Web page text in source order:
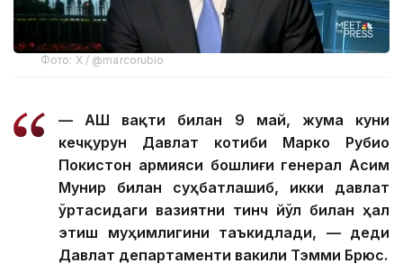
Фото: Х / @marcorubio
— АҚШ вақти билан 9 май, жума куни
кечқурун Давлат котиби Марко Рубио
Покистон армияси бошлиғи генерал Асим
Мунир билан суҳбатлашиб, икки давлат
ўртасидаги вазиятни тинч йўл билан ҳал
этиш муҳимлигини таъкидлади, — деди
Давлат департаменти вакили Тэмми Брюс.